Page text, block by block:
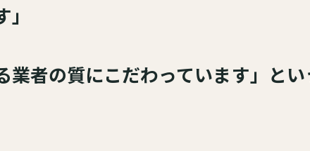
業者の質にこだわっています」とい